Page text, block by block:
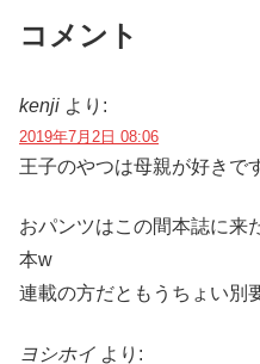
コメント
kenji より:
2019年7月2日 08:06
王子のやつは母親が好きで
おパンツはこの間本誌に来
本w
連載の方だともうちょい別
ヨシホイ より: